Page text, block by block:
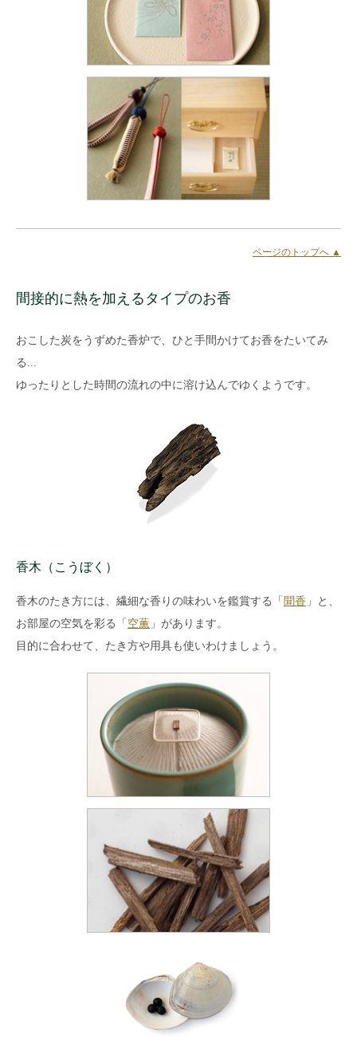
ページのトップへ ▲
間接的に熱を加えるタイプのお香
おこした炭をうずめた香炉で、ひと手間かけてお香をたいてみ
る...
ゆったりとした時間の流れの中に溶け込んでゆくようです。
香木（こうぼく）
香木のたき方には、繊細な香りの味わいを鑑賞する「 聞香 」と、
お部屋の空気を彩る「 空薫 」があります。
目的に合わせて、たき方や用具も使いわけましょう。